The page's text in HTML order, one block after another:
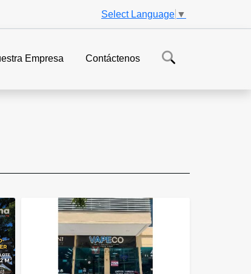
Select Language ▼
Empresa Contáctenos